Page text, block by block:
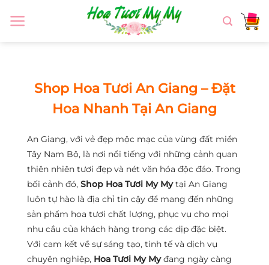
đến
Shop Hoa Tươi An Giang – Đặt
Hoa Nhanh Tại An Giang
An Giang, với vẻ đẹp mộc mạc của vùng đất miền
Tây Nam Bộ, là nơi nổi tiếng với những cảnh quan
thiên nhiên tươi đẹp và nét văn hóa độc đáo. Trong
bối cảnh đó, Shop Hoa Tươi My Mytại An Giang
luôn tự hào là địa chỉ tin cậy để mang đến những
sản phẩm hoa tươi chất lượng, phục vụ cho mọi
nhu cầu của khách hàng trong các dịp đặc biệt.
Với cam kết về sự sáng tạo, tinh tế và dịch vụ
chuyên nghiệp, Hoa Tươi My Myđang ngày càng